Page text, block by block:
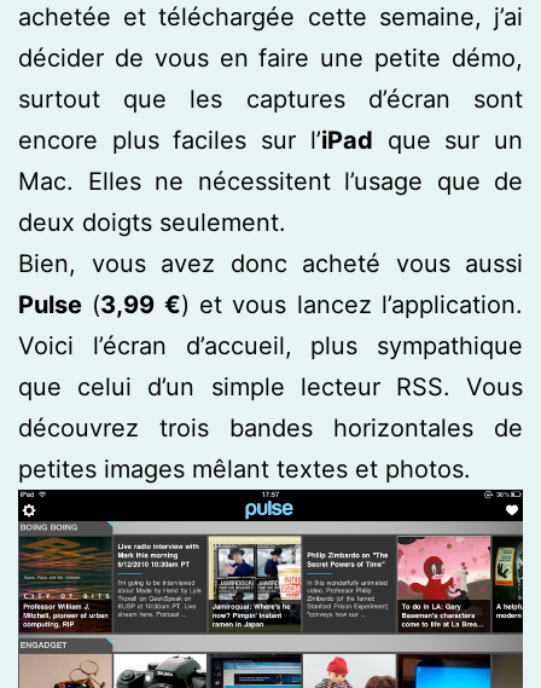
achetée et téléchargée cette semaine, j’ai
décider de vous en faire une petite démo,
surtout que les captures d’écran sont
encore plus faciles sur l’iPad que sur un
Mac. Elles ne nécessitent l’usage que de
deux doigts seulement.
Bien, vous avez donc acheté vous aussi
Pulse (3,99 €) et vous lancez l’application.
Voici l’écran d’accueil, plus sympathique
que celui d’un simple lecteur RSS. Vous
découvrez trois bandes horizontales de
petites images mêlant textes et photos.